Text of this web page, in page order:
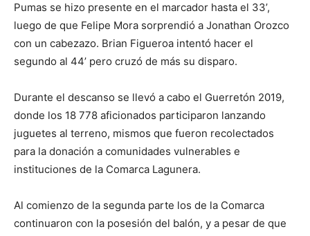
Pumas se hizo presente en el marcador hasta el 33’,
luego de que Felipe Mora sorprendió a Jonathan Orozco
con un cabezazo. Brian Figueroa intentó hacer el
segundo al 44’ pero cruzó de más su disparo.
Durante el descanso se llevó a cabo el Guerretón 2019,
donde los 18 778 aficionados participaron lanzando
juguetes al terreno, mismos que fueron recolectados
para la donación a comunidades vulnerables e
instituciones de la Comarca Lagunera.
Al comienzo de la segunda parte los de la Comarca
continuaron con la posesión del balón, y a pesar de que